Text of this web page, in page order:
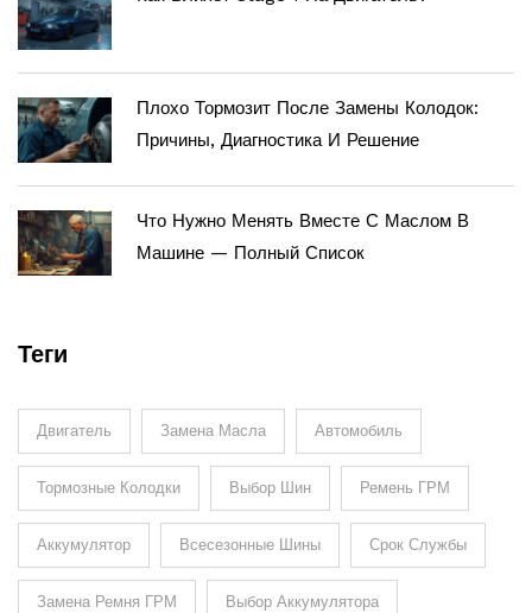
Плохо Тормозит После Замены Колодок:
Причины, Диагностика И Решение
Что Нужно Менять Вместе С Маслом В
Машине — Полный Список
Теги
Двигатель Замена Масла Автомобиль
Тормозные Колодки Выбор Шин Ремень ГРМ
Аккумулятор Всесезонные Шины Срок Службы
Замена Ремня ГРМ Выбор Аккумулятора